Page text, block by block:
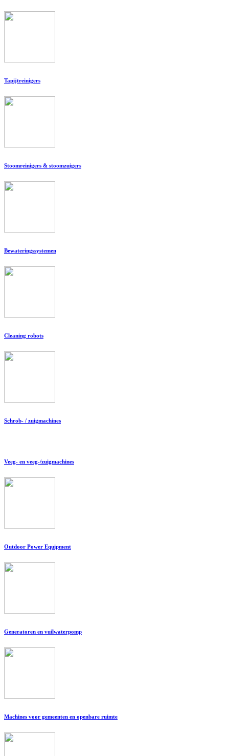
Tapijtreinigers
Stoomreinigers & stoomzuigers
Bewateringssystemen
Cleaning robots
Schrob- / zuigmachines
Veeg- en veeg-/zuigmachines
Outdoor Power Equipment
Generatoren en vuilwaterpomp
Machines voor gemeenten en openbare ruimte